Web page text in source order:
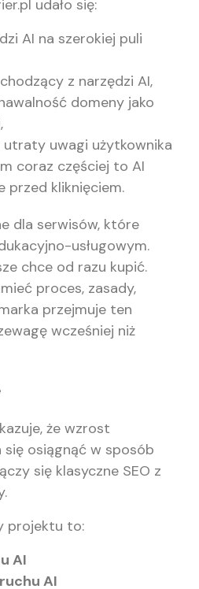
udało się:
AI na szerokiej puli
z narzędzi AI,
domeny jako
uwagi użytkownika
coraz częściej to AI
przed kliknięciem.
dla serwisów, które
usługowym.
chce od razu kupić.
proces, zasady,
przejmuje ten
wcześniej niż
że wzrost
osiągnąć w sposób
się klasyczne SEO z
projektu to:
AI
AI